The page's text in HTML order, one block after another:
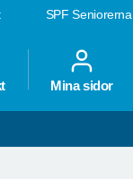
SPF Seniorerna
Mina sidor